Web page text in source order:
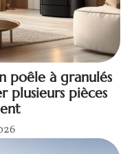
poêle à granulés
plusieurs pièces